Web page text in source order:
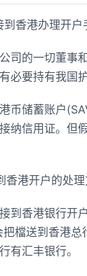
香港办理开户
的一切董事和
必要持有我国
储蓄账户
纳信用证。但
港开户的处理
香港银行开
檔送到香港
有汇丰银行。